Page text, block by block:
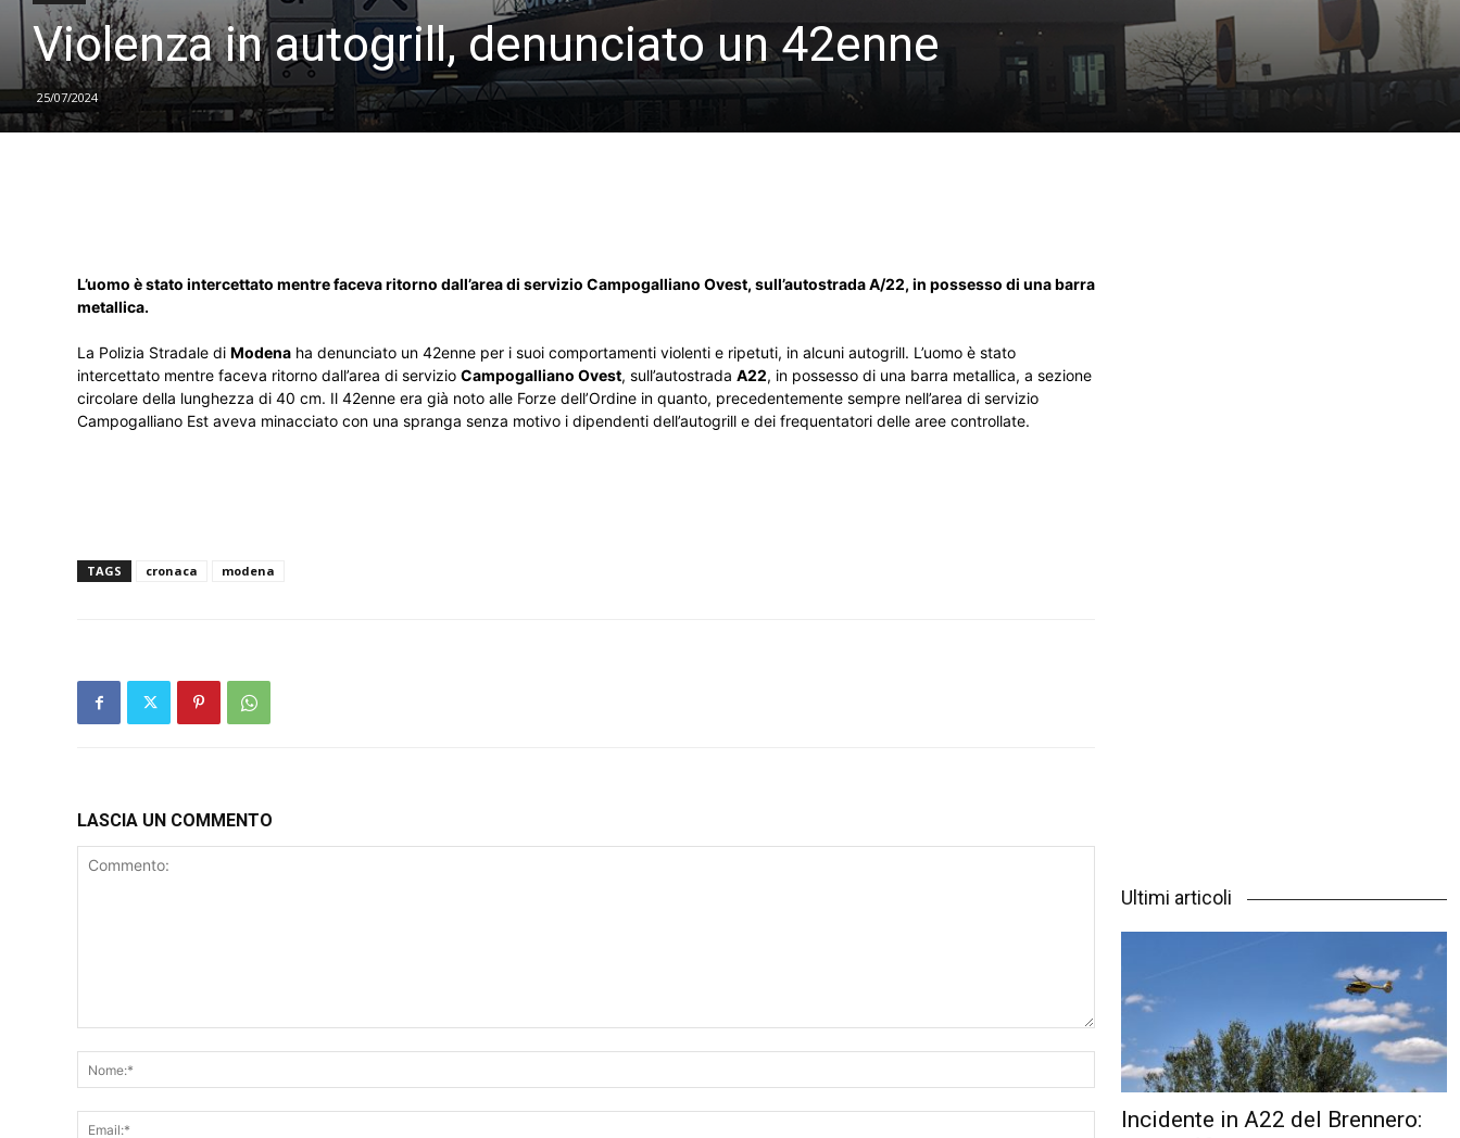
Violenza in autogrill, denunciato un 42enne
25/07/2024
L’uomo è stato intercettato mentre faceva ritorno dall’area di servizio Campogalliano Ovest, sull’autostrada A/22, in possesso di una barra
metallica.
La Polizia Stradale di Modena ha denunciato un 42enne per i suoi comportamenti violenti e ripetuti, in alcuni autogrill. L’uomo è stato
intercettato mentre faceva ritorno dall’area di servizio Campogalliano Ovest, sull’autostrada A22, in possesso di una barra metallica, a sezione
circolare della lunghezza di 40 cm. Il 42enne era già noto alle Forze dell’Ordine in quanto, precedentemente sempre nell’area di servizio
Campogalliano Est aveva minacciato con una spranga senza motivo i dipendenti dell’autogrill e dei frequentatori delle aree controllate.
TAGS cronaca modena
LASCIA UN COMMENTO
Ultimi articoli
Incidente in A22 del Brennero: